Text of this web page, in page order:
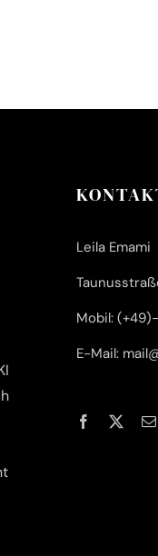
Leila Emami
Mobil: (+49)-
E-Mail: